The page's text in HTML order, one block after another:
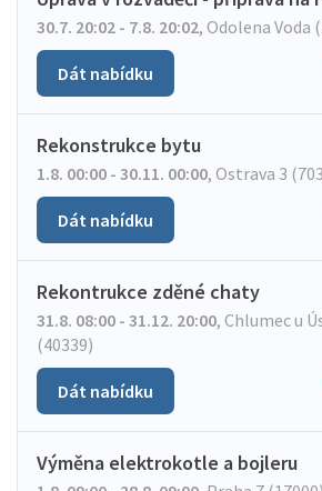
30.7. 20:02 - 7.8. 20:02, Odolena Voda
Dát nabídku
Rekonstrukce bytu
1.8. 00:00 - 30.11. 00:00, Ostrava 3
Dát nabídku
Rekontrukce zděné chaty
31.8. 08:00 - 31.12. 20:00, Chlumec u
(40339)
Dát nabídku
Výměna elektrokotle a bojleru